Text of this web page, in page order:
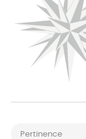
Pertinence